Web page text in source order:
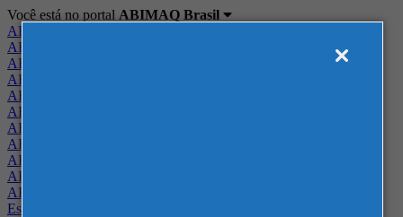
Você está no portal ABIMAQ Brasil
ABIMAQ Brasil
ABIMAQ Minas Gerais
ABIMAQ Norte-Nordeste
ABIMAQ Paraná
ABIMAQ Piracicaba
ABIMAQ Ribeirão Preto
ABIMAQ Rio de Janeiro
ABIMAQ Rio Grande do Sul
ABIMAQ Santa Catarina
ABIMAQ São Paulo
ABIMAQ Vale do Paraíba
Escritório de Relações Governamentais